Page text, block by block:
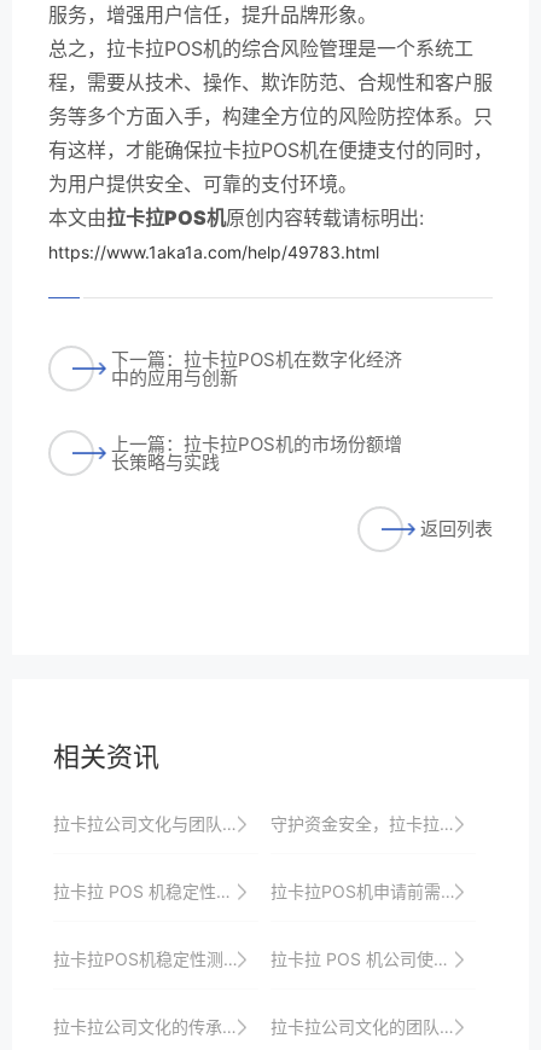
服务，增强用户信任，提升品牌形象。
总之，拉卡拉POS机的综合风险管理是一个系统工
程，需要从技术、操作、欺诈防范、合规性和客户服
务等多个方面入手，构建全方位的风险防控体系。只
有这样，才能确保拉卡拉POS机在便捷支付的同时，
为用户提供安全、可靠的支付环境。
本文由拉卡拉POS机原创内容转载请标明出:
https://www.1aka1a.com/help/49783.html
下一篇：拉卡拉POS机在数字化经济
中的应用与创新
上一篇：拉卡拉POS机的市场份额增
长策略与实践
返回列表
相关资讯
拉卡拉公司文化与团队建设 守护资金安全，拉卡拉POS机安全性能全面剖析
拉卡拉 POS 机稳定性与系统兼容性 拉卡拉POS机申请前需注意的事项
拉卡拉POS机稳定性测试的方法与标准探讨 拉卡拉 POS 机公司使用的创新应用模式
拉卡拉公司文化的传承与创新实践 拉卡拉公司文化的团队合作精神